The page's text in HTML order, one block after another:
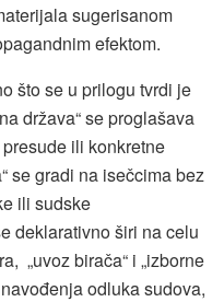
sugerisanom
efektom.
što se u prilogu tvrdi je
država“ se proglašava
ili konkretne
se gradi na isečcima bez
ili sudske
deklarativno širi na celu
„uvoz birača“ i „izborne
odluka sudova,